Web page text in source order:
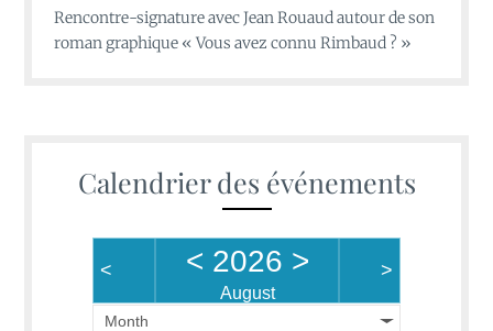
Rencontre-signature avec Jean Rouaud autour de son
roman graphique « Vous avez connu Rimbaud ? »
Calendrier des événements
< < 2026 >
August
>
Month